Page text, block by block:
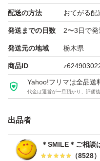
●モールドチョコビス 裸
●賞味期限、原材料等は画
※ゆうパケット（窓口手
ギリのため、緩衝材なし
※他にも、アウトレット
配送の方法 おてがる配
発送までの日数 2〜3日で発
発送元の地域 栃木県
商品ID
Yahoo!フリマは全品送
代金は運営が一旦預かり、評価
出品者
＊SMILE＊ご相談
（8528）